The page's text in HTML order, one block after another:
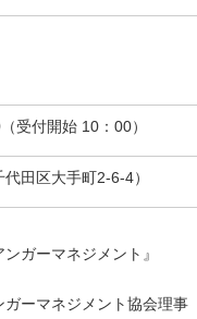
受付開始 10：00）
田区大手町2-6-4）
ガーマネジメント』
ーマネジメント協会理事